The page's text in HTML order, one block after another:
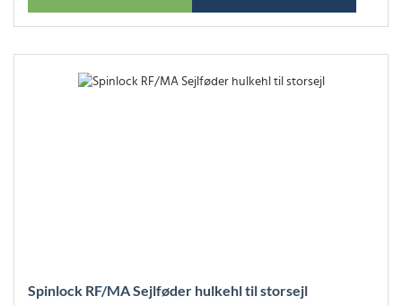
Spinlock RF/MA Sejlføder hulkehl til storsejl